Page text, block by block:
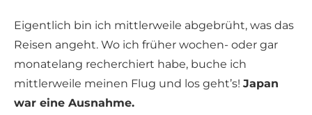
Eigentlich bin ich mittlerweile abgebrüht, was das
Reisen angeht. Wo ich früher wochen- oder gar
monatelang recherchiert habe, buche ich
mittlerweile meinen Flug und los geht’s! Japan
war eine Ausnahme.